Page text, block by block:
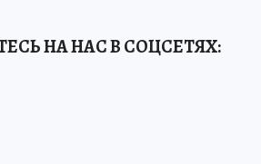
НА НАС В СОЦСЕТЯХ: